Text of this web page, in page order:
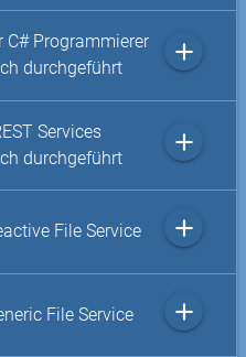
C# Programmierer
durchgeführt
add
Services
durchgeführt
add
File Service add
File Service add